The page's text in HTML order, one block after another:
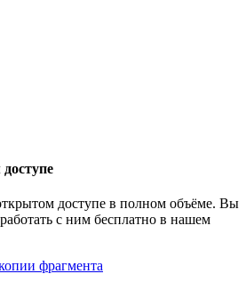
доступе в полном объёме. Вы
с ним бесплатно в нашем
фрагмента